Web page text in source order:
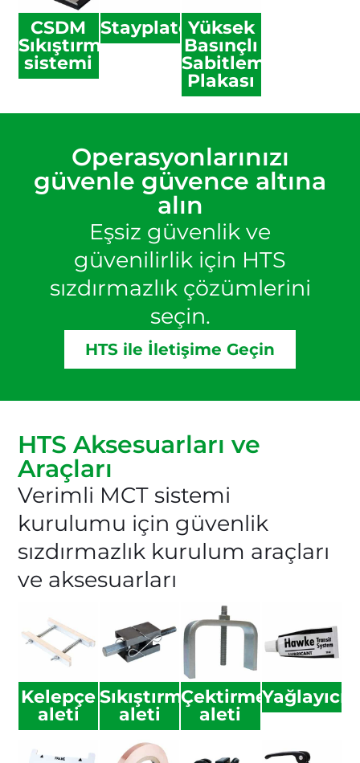
CSDM
Sıkıştırma
sistemi
StayplateYüksek
Basınçlı
Sabitleme
Plakası
Operasyonlarınızı
güvenle güvence altına
alın
Eşsiz güvenlik ve
güvenilirlik için HTS
sızdırmazlık çözümlerini
seçin.
HTS ile İletişime Geçin
HTS Aksesuarları ve
Araçları
Verimli MCT sistemi
kurulumu için güvenlik
sızdırmazlık kurulum araçları
ve aksesuarları
Kelepçe
aleti
Sıkıştırma
aleti
Çektirme
aleti
Yağlayıcı